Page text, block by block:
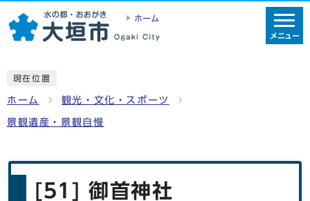
ホーム
メニュー
現在位置
ホーム 観光・文化・スポーツ
景観遺産・景観自慢
[51] 御首神社